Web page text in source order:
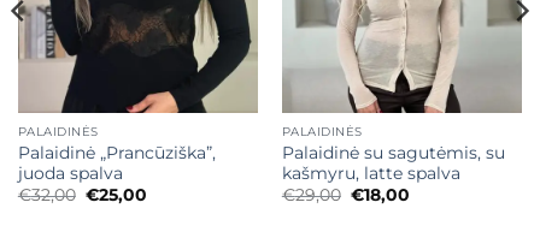
PALAIDINĖS
Palaidinė „Prancūziška”,
juoda spalva
€32,00 Original
price
€25,00Current
PALAIDINĖS
Palaidinė su sagutėmis, su
kašmyru, latte spalva
€29,00 Original
price
€18,00Current